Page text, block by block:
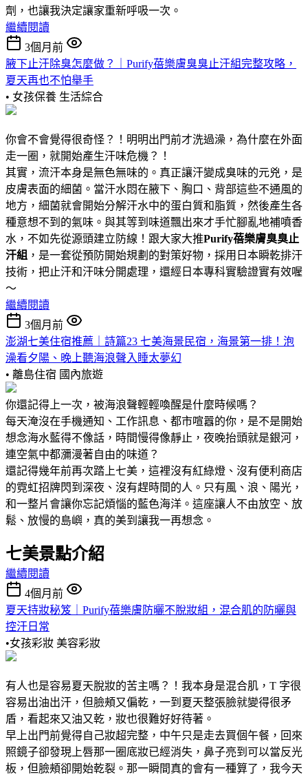
劑，也讓我決定讓家重新呼吸一次。
繼續閱讀
3個月前
腋下止汗除臭怎麼做？｜Purify蓓樂膚臭臭止汗組完整攻略，
夏天再也不怕舉手
• 女孩保養 生活綜合
你會不會覺得很奇怪？！明明出門前才洗過澡，為什麼在外面
走一圈，就開始產生汗味危機？！
其實，流汗本身是無色無味的。真正讓汗變成臭味的元兇，是
皮膚表面的細菌。當汗水悶在腋下、胸口、背部這些不通風的
地方，細菌就會開始分解汗水中的蛋白質和脂質，然後產生各
種意想不到的氣味。與其等到味道飄出來才手忙腳亂地補噴香
水，不如先從源頭建立防線！跟大家大推Purify蓓樂膚臭臭止
汗組 ，是一套從預防開始規劃的對策好物，採用日本瞬乾排汗
技術，把止汗和汗味分開處理，還經日本專科實驗證實有效喔
～
繼續閱讀
3個月前
澎湖七美住宿推薦｜詩篇23 七美海景民宿，海景第一排！泡
澡看夕陽、晚上聽海浪聲入睡太夢幻
• 離島住宿 國內旅遊
你還記得上一次，被海浪聲輕輕喚醒是什麼時候嗎？
每天淹沒在手機通知、工作訊息、都市喧囂的你，是不是開始
想念海水藍得不像話，時間慢得像靜止，夜晚抬頭就是銀河，
連空氣中都瀰漫著自由的味道？
還記得幾年前再次踏上七美，這裡沒有紅綠燈、沒有便利商店
的霓虹招牌閃到深夜、沒有趕時間的人。只有風、浪、陽光，
和一整片會讓你忘記煩惱的藍色海洋。這座讓人不由放空、放
鬆、放慢的島嶼，真的美到讓我一再想念。
七美景點介紹
繼續閱讀
4個月前
夏天持妝秘笈｜Purify蓓樂膚防曬不脫妝組，混合肌的防曬與
控汗日常
•女孩彩妝 美容彩妝
有人也是容易夏天脫妝的苦主嗎？！我本身是混合肌，T 字很
容易出油出汗，但臉頰又偏乾，一到夏天整張臉就變得很矛
盾，看起來又油又乾，妝也很難好好待著。
早上出門前覺得自己妝超完整，中午只是走去買個午餐，回來
照鏡子卻發現上唇那一圈底妝已經消失，鼻子亮到可以當反光
板，但臉頰卻開始乾裂。那一瞬間真的會有一種算了，我今天